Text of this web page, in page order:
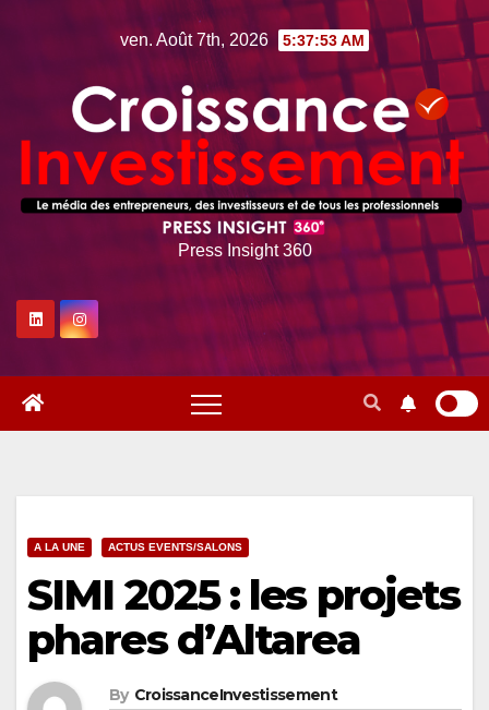
ven. Août 7th, 2026 5:37:54 AM
Press Insight 360
A LA UNE ACTUS EVENTS/SALONS
SIMI 2025 : les projets
phares d’Altarea
By CroissanceInvestissement